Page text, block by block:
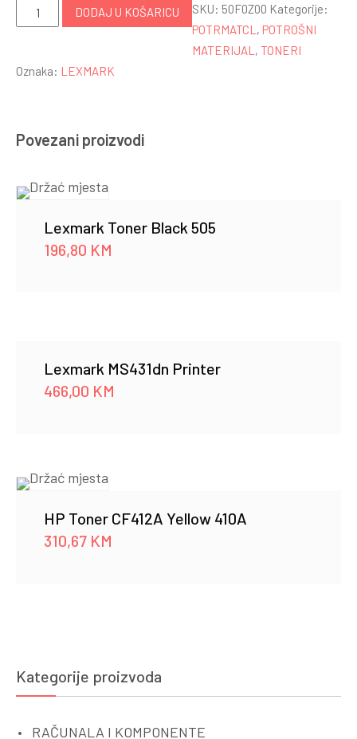
Imaging
50F0Z00
DODAJ U KOŠARICU SKU: 50F0Z00 Kategorije:
POTRMATCL , POTROŠNI
MATERIJAL , TONERI
Oznaka: LEXMARK
Povezani proizvodi
Lexmark Toner Black 505
196,80 KM
Lexmark MS431dn Printer
466,00 KM
HP Toner CF412A Yellow 410A
310,67 KM
Kategorije proizvoda
RAČUNALA I KOMPONENTE